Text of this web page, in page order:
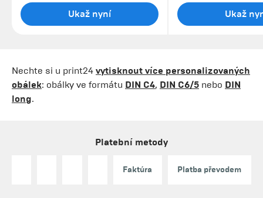
Ukaž nyní Ukaž
Nechte si u print24 vytisknout více personalizovaných
obálek: obálky ve formátu DIN C4, DIN C6/5 nebo DIN
long.
Platební metody
Faktúra Platba převodem